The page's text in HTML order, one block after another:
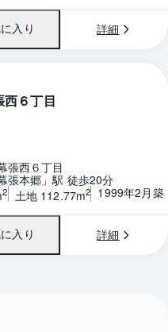
に入り 詳細
/ 0 間取り
６丁目
張西６丁目
張本郷」駅 徒歩20分
2 土地 112.77m2 1999年2月築
に入り 詳細